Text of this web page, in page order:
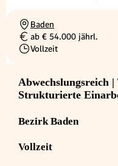
Ortschaft
Baden
Gehalt
ab € 54.000 jährl.
Beschäftigungsart
Vollzeit
Abwechslungsreich
Strukturierte
Bezirk Baden
Vollzeit